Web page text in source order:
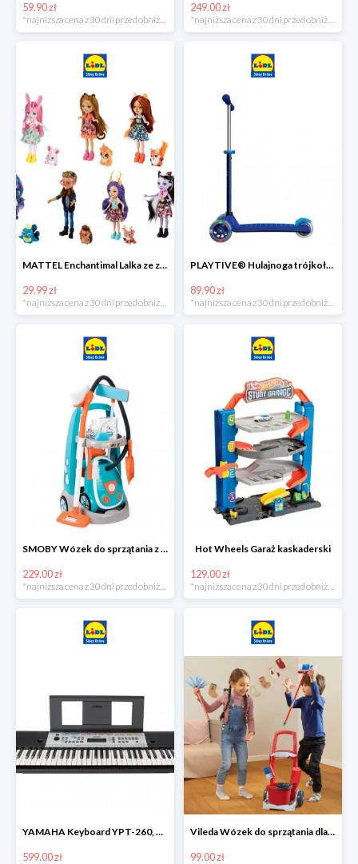
59.90 zł
*najniższa cena z 30 dni przed obniżką
249.00 zł
*najniższa cena z 30 dni przed obniżką
MATTEL Enchantimal Lalka ze zwierzątkiem
29.99 zł
*najniższa cena z 30 dni przed obniżką
PLAYTIVE® Hulajnoga trójkołowa Tri Scooter z diodami LED
89.90 zł
*najniższa cena z 30 dni przed obniżką
SMOBY Wózek do sprzątania z odkurzaczem
229.00 zł
Hot Wheels Garaż kaskaderski
129.00 zł
YAMAHA Keyboard YPT-260, 61 klawiszy
599.00 zł
Vileda Wózek do sprzątania dla dzieci
99.00 zł